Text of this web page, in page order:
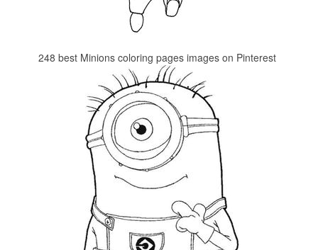
248 best Minions coloring pages images on Pinterest